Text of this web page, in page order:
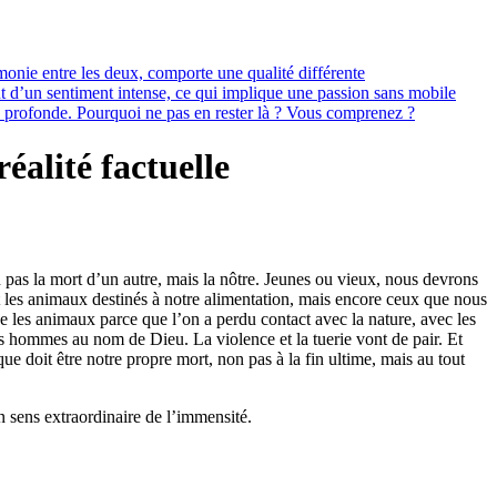
entre les deux, comporte une qualité différente
sentiment intense, ce qui implique une passion sans mobile
Pourquoi ne pas en rester là ? Vous comprenez ?
factuelle
la mort d’un autre, mais la nôtre. Jeunes ou vieux, nous devrons
animaux destinés à notre alimentation, mais encore ceux que nous
animaux parce que l’on a perdu contact avec la nature, avec les
hommes au nom de Dieu. La violence et la tuerie vont de pair. Et
doit être notre propre mort, non pas à la fin ultime, mais au tout
extraordinaire de l’immensité.